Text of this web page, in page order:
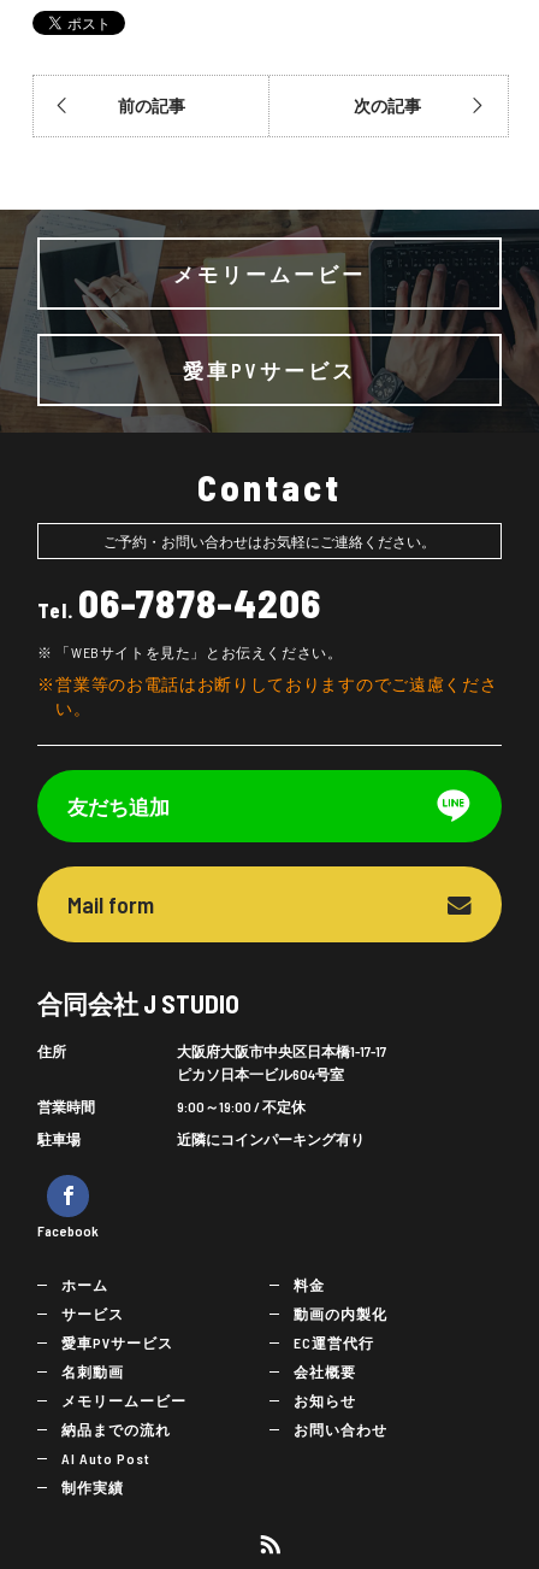
前の記事 次の記事
メモリームービー
愛車PVサービス
Contact
ご予約・お問い合わせはお気軽にご連絡ください。
Tel. 06-7878-4206
「WEBサイトを見た」とお伝えください。
営業等のお電話はお断りしておりますのでご遠慮くださ
い。
友だち追加
Mail form
合同会社 J STUDIO
住所
大阪府大阪市中央区日本橋1-17-17
ピカソ日本一ビル604号室
営業時間
9:00～19:00 / 不定休
駐車場
近隣にコインパーキング有り
Facebook
ホーム
サービス
愛車PVサービス
名刺動画
メモリームービー
納品までの流れ
AI Auto Post
制作実績
料金
動画の内製化
EC運営代行
会社概要
お知らせ
お問い合わせ